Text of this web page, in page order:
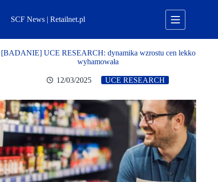
treściSCF News | Retailnet.pl
[BADANIE] UCE RESEARCH: dynamika wzrostu cen lekko
wyhamowała
12/03/2025 UCE RESEARCH